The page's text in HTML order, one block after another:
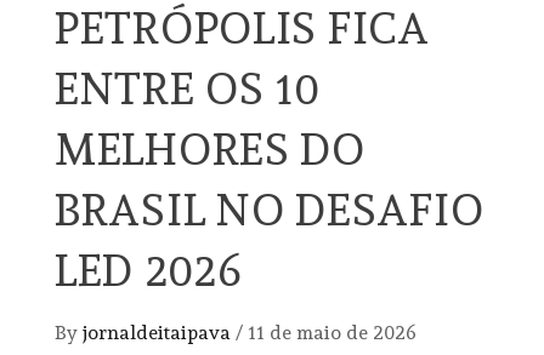
PETRÓPOLIS FICA
ENTRE OS 10
MELHORES DO
BRASIL NO DESAFIO
LED 2026
By jornaldeitaipava / 11 de maio de 2026